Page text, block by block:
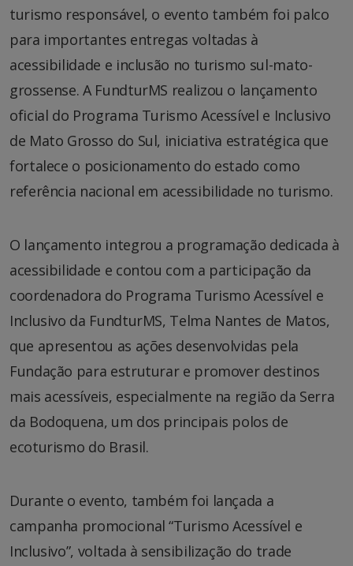
turismo responsável, o evento também foi palco
para importantes entregas voltadas à
acessibilidade e inclusão no turismo sul-mato-
grossense. A FundturMS realizou o lançamento
oficial do Programa Turismo Acessível e Inclusivo
de Mato Grosso do Sul, iniciativa estratégica que
fortalece o posicionamento do estado como
referência nacional em acessibilidade no turismo.
O lançamento integrou a programação dedicada à
acessibilidade e contou com a participação da
coordenadora do Programa Turismo Acessível e
Inclusivo da FundturMS, Telma Nantes de Matos,
que apresentou as ações desenvolvidas pela
Fundação para estruturar e promover destinos
mais acessíveis, especialmente na região da Serra
da Bodoquena, um dos principais polos de
ecoturismo do Brasil.
Durante o evento, também foi lançada a
campanha promocional “Turismo Acessível e
Inclusivo”, voltada à sensibilização do trade